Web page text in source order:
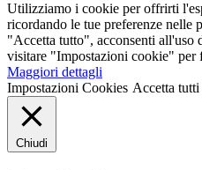
Utilizziamo i cookie per offrirti
ricordando le tue preferenze nelle
"Accetta tutto", acconsenti
visitare "Impostazioni cookie" per
Maggiori dettagli
Impostazioni Cookies Accetta tutti
Chiudi